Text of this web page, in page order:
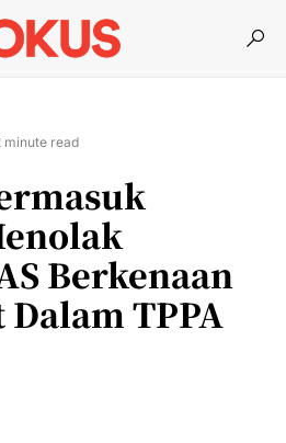
minute read
Berkenaan
TPPA